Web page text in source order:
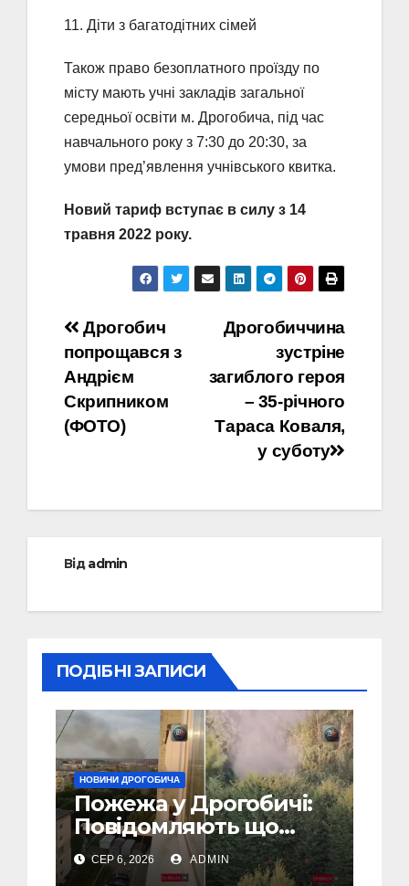
11. Діти з багатодітних сімей
Також право безоплатного проїзду по
місту мають учні закладів загальної
середньої освіти м. Дрогобича, під час
навчального року з 7:30 до 20:30, за
умови пред’явлення учнівського квитка.
Новий тариф вступає в силу з 14
травня 2022 року.
Навігація
записів
Дрогобиччина
зустріне
загиблого героя
– 35-річного
Тараса Коваля,
у суботу
Дрогобич
попрощався з
Андрієм
Скрипником
(ФОТО)
Відadmin
ПОДІБНІ ЗАПИСИ
НОВИНИ ДРОГОБИЧА
Пожежа у Дрогобичі:
Повідомляють що
горіло 5 гаражів
(Відео)
СЕР 6, 2026 ADMIN